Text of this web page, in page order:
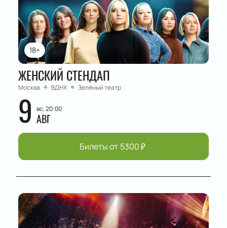
18+
ЖЕНСКИЙ СТЕНДАП
Москва ВДНХ Зелёный театр
9 вс, 20:00
АВГ
Билеты от 5300₽